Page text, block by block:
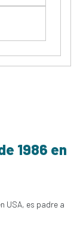
1986 en
USA, es padre a